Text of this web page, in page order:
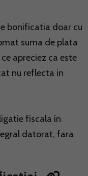
bonificatia doar cu
suma de plata
apreciez ca este
nu reflecta in
fiscala in
datorat, fara